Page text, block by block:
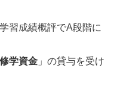
習成績概評でA段階に
学資金 」の貸与を受け